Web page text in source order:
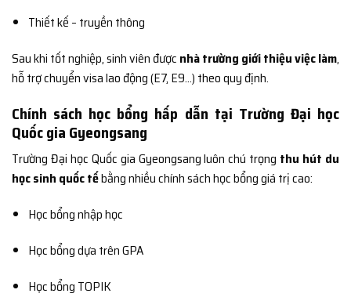
Thiết kế – truyền thông
Sau khi tốt nghiệp, sinh viên được nhà trường giới thiệu việc làm,
hỗ trợ chuyển visa lao động (E7, E9…) theo quy định.
Chính sách học bổng hấp dẫn tại Trường Đại học
Quốc gia Gyeongsang
Trường Đại học Quốc gia Gyeongsang luôn chú trọng thu hút du
học sinh quốc tếbằng nhiều chính sách học bổng giá trị cao:
Học bổng nhập học
Học bổng dựa trên GPA
Học bổng TOPIK